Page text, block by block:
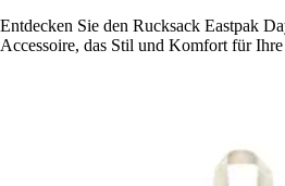
Entdecken Sie den Rucksack Eastpak
Accessoire, das Stil und Komfort für